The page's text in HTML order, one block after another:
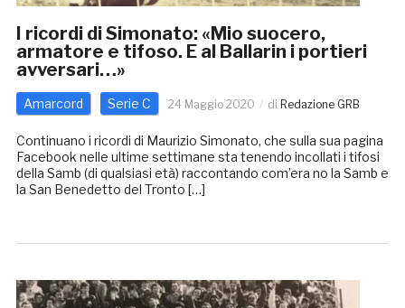
I ricordi di Simonato: «Mio suocero,
armatore e tifoso. E al Ballarin i portieri
avversari…»
Amarcord Serie C 24 Maggio 2020 di Redazione GRB
Continuano i ricordi di Maurizio Simonato, che sulla sua pagina
Facebook nelle ultime settimane sta tenendo incollati i tifosi
della Samb (di qualsiasi età) raccontando com’era no la Samb e
la San Benedetto del Tronto […]